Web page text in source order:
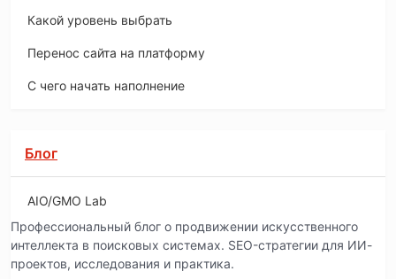
Какой уровень выбрать
Перенос сайта на платформу
С чего начать наполнение
Блог
AIO/GMO Lab
Профессиональный блог о продвижении искусственного
интеллекта в поисковых системах. SEO-стратегии для ИИ-
проектов, исследования и практика.